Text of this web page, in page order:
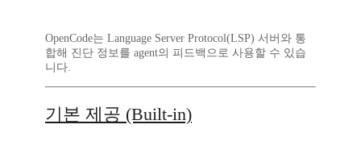
OpenCode는 Language Server Protocol(LSP) 서버와 통
합해 진단 정보를 agent의 피드백으로 사용할 수 있습
니다.
기본 제공 (Built-in)